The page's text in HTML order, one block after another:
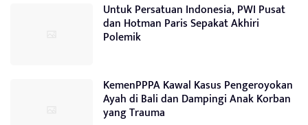
Untuk Persatuan Indonesia, PWI Pusat
dan Hotman Paris Sepakat Akhiri
Polemik
KemenPPPA Kawal Kasus Pengeroyokan
Ayah di Bali dan Dampingi Anak Korban
yang Trauma